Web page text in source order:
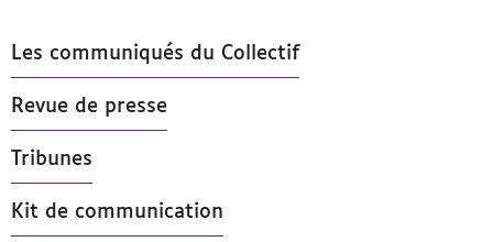
Les communiqués du Collectif
Revue de presse
Tribunes
Kit de communication